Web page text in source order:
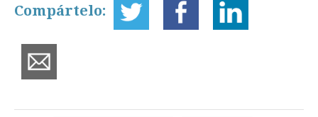
Compártelo: